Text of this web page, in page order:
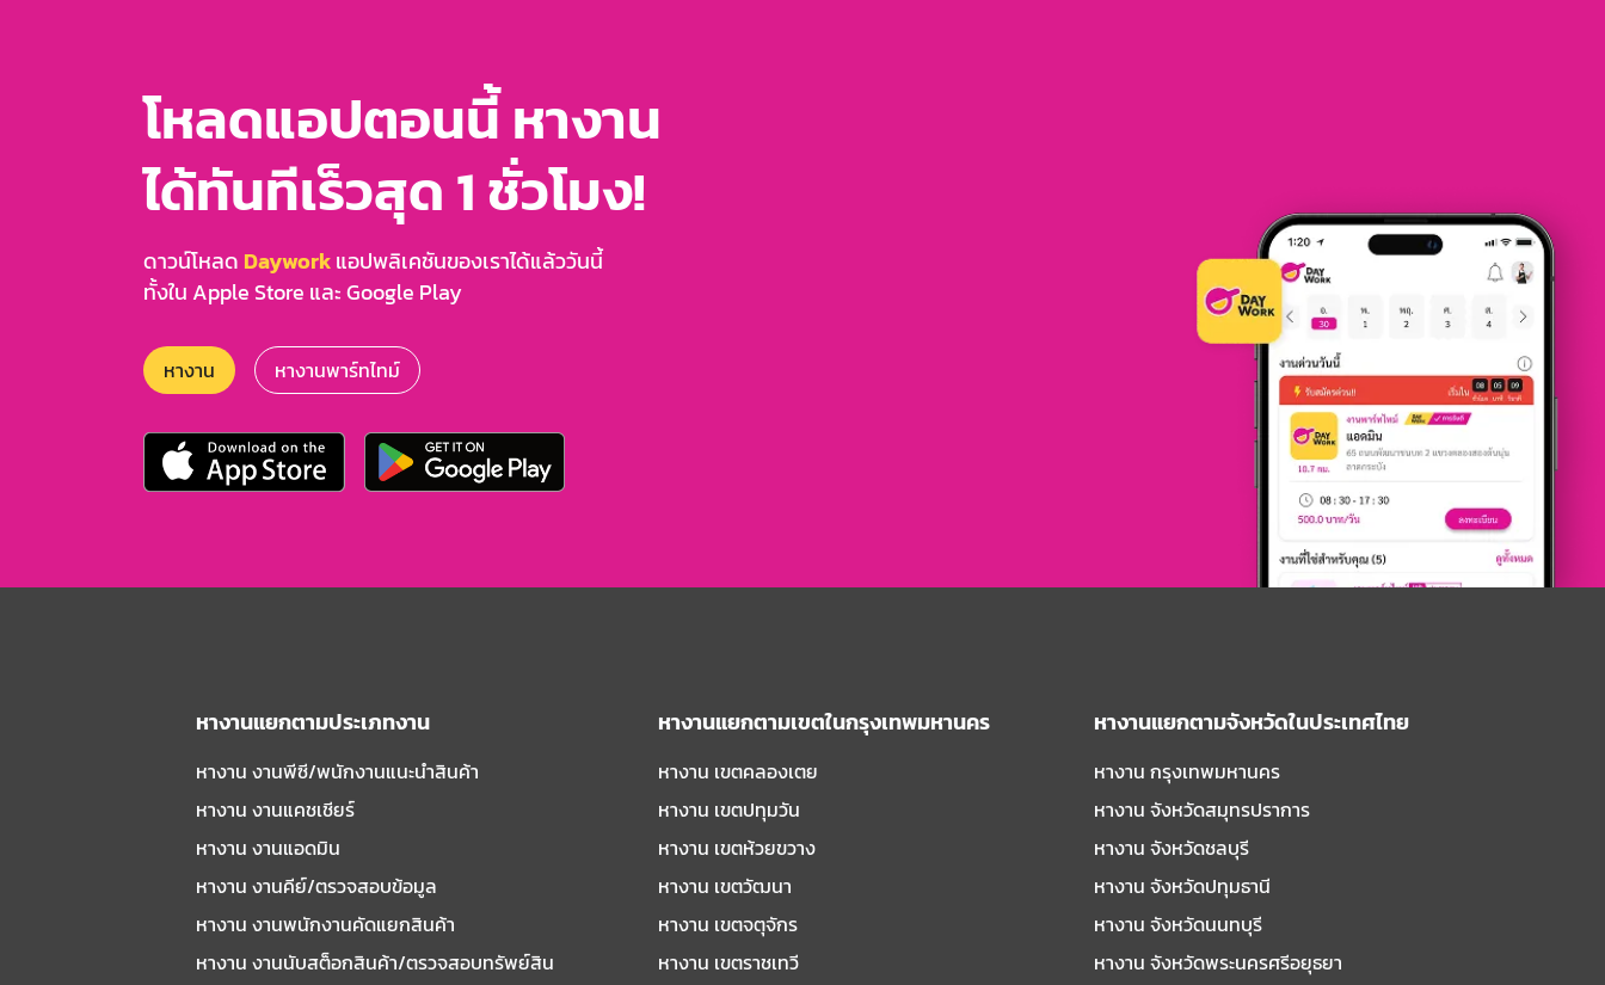
โหลดแอปตอนนี้ หางาน
ได้ทันทีเร็วสุด 1 ชั่วโมง!
ดาวน์โหลด Dayworkแอปพลิเคชันของเราได้แล้ววันนี้
ทั้งใน Apple Store และ Google Play
หางาน หางานพาร์ทไทม์
หางานแยกตามประเภทงาน
หางาน งานพีซี/พนักงานแนะนําสินค้า
หางาน งานแคชเชียร์
หางาน งานแอดมิน
หางาน งานคีย์/ตรวจสอบข้อมูล
หางาน งานพนักงานคัดแยกสินค้า
หางาน งานนับสต็อกสินค้า/ตรวจสอบทรัพย์สิน
หางานแยกตามเขตในกรุงเทพมหานคร
หางาน เขตคลองเตย
หางาน เขตปทุมวัน
หางาน เขตห้วยขวาง
หางาน เขตวัฒนา
หางาน เขตจตุจักร
หางาน เขตราชเทวี
หางานแยกตามจังหวัดในประเทศไทย
หางาน กรุงเทพมหานคร
หางาน จังหวัดสมุทรปราการ
หางาน จังหวัดชลบุรี
หางาน จังหวัดปทุมธานี
หางาน จังหวัดนนทบุรี
หางาน จังหวัดพระนครศรีอยุธยา